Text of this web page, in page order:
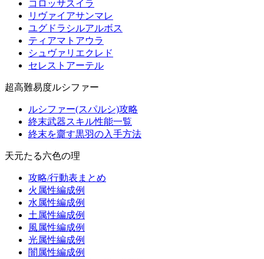
コロッサスイラ
リヴァイアサンマレ
ユグドラシルアルボス
ティアマトアウラ
シュヴァリエクレド
セレストアーテル
超高難易度ルシファー
ルシファー(スパルシ)攻略
終末武器スキル性能一覧
終末を齎す黒羽の入手方法
天元たる六色の理
攻略/行動表まとめ
火属性編成例
水属性編成例
土属性編成例
風属性編成例
光属性編成例
闇属性編成例